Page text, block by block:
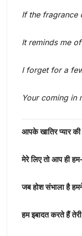
If the fragrance
It reminds me
I forget for a
Your coming in
आपके खातिर प्यार
मेरे लिए तो आप ही
जब होश संभाला है
हम इबादत करते हैं